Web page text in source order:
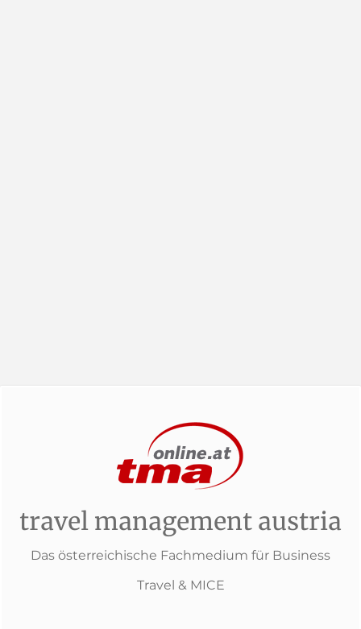
travel management austria
Das österreichische Fachmedium für Business
Travel & MICE